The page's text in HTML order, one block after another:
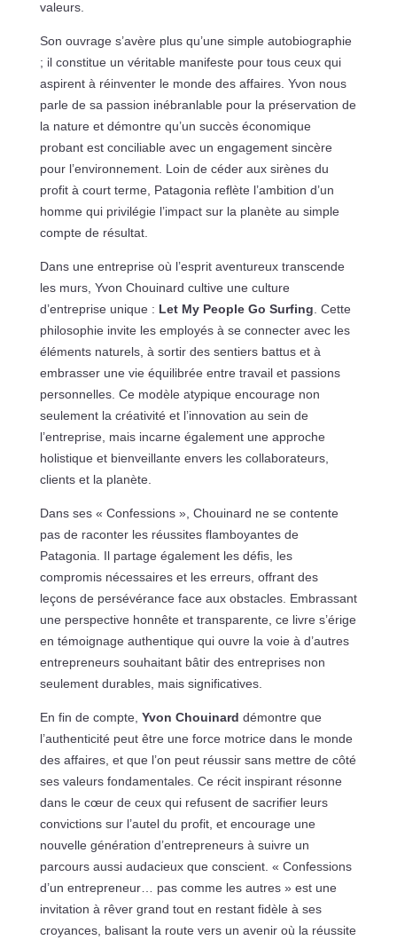
valeurs.
Son ouvrage s’avère plus qu’une simple autobiographie
; il constitue un véritable manifeste pour tous ceux qui
aspirent à réinventer le monde des affaires. Yvon nous
parle de sa passion inébranlable pour la préservation de
la nature et démontre qu’un succès économique
probant est conciliable avec un engagement sincère
pour l’environnement. Loin de céder aux sirènes du
profit à court terme, Patagonia reflète l’ambition d’un
homme qui privilégie l’impact sur la planète au simple
compte de résultat.
Dans une entreprise où l’esprit aventureux transcende
les murs, Yvon Chouinard cultive une culture
d’entreprise unique : Let My People Go Surfing. Cette
philosophie invite les employés à se connecter avec les
éléments naturels, à sortir des sentiers battus et à
embrasser une vie équilibrée entre travail et passions
personnelles. Ce modèle atypique encourage non
seulement la créativité et l’innovation au sein de
l’entreprise, mais incarne également une approche
holistique et bienveillante envers les collaborateurs,
clients et la planète.
Dans ses « Confessions », Chouinard ne se contente
pas de raconter les réussites flamboyantes de
Patagonia. Il partage également les défis, les
compromis nécessaires et les erreurs, offrant des
leçons de persévérance face aux obstacles. Embrassant
une perspective honnête et transparente, ce livre s’érige
en témoignage authentique qui ouvre la voie à d’autres
entrepreneurs souhaitant bâtir des entreprises non
seulement durables, mais significatives.
En fin de compte, Yvon Chouinard démontre que
l’authenticité peut être une force motrice dans le monde
des affaires, et que l’on peut réussir sans mettre de côté
ses valeurs fondamentales. Ce récit inspirant résonne
dans le cœur de ceux qui refusent de sacrifier leurs
convictions sur l’autel du profit, et encourage une
nouvelle génération d’entrepreneurs à suivre un
parcours aussi audacieux que conscient. « Confessions
d’un entrepreneur… pas comme les autres » est une
invitation à rêver grand tout en restant fidèle à ses
croyances, balisant la route vers un avenir où la réussite